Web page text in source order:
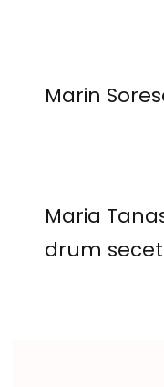
Marin
Maria
drum